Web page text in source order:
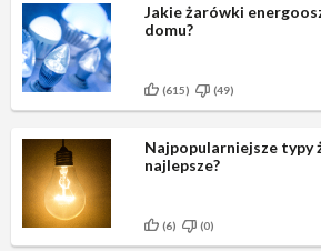
Jakie żarówki
domu?
(615) (49)
Najpopularniejsze typy
najlepsze?
(6) (0)